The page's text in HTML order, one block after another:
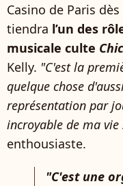
Casino de Paris
tiendra l’un des
musicale culte
Kelly. "C'est la
quelque chose
représentation par
incroyable de ma vie
enthousiaste.
"C'est une